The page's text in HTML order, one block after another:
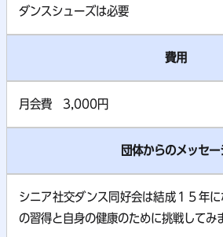
ダンスシューズは必要
費用
月会費 3,000円
団体からのメッセー
シニア社交ダンス同好会は結成１５年
の習得と自身の健康のために挑戦してみ